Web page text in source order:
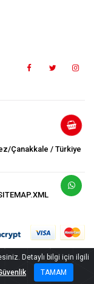
Çanakkale / Türkiye
Detaylı bilgi için ilgili
TAMAM